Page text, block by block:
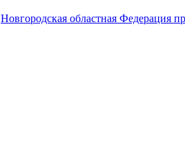
Новгородская областная Федерация